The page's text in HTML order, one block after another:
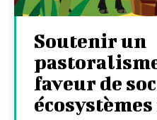
Soutenir un
faveur de